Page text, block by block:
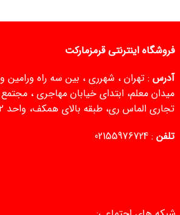
فروشگاه اینترنتی قرمزمارکت
آدرس : تهران ، شهرری ، بین سه راه ورامین و
میدان معلم، ابتدای خیابان مهاجری ، مجتمع
تجاری الماس ری، طبقه بالای همکف، واحد ۱۱۲
تلفن :
02155976724